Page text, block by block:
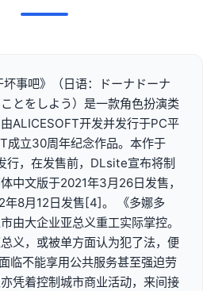
坏事吧》（日语：ドーナドーナ
とをしよう）是一款角色扮演类
ALICESOFT开发并发行于PC平
成立30周年纪念作品。本作于
行，在发售前，DLsite宣布将制
中文版于2021年3月26日发售，
年8月12日发售[4]。 《多娜多
由大企业亚总义重工实际掌控。
义，或被单方面认为犯了法，便
临不能享用公共服务甚至强迫劳
凭着控制城市商业活动，来间接